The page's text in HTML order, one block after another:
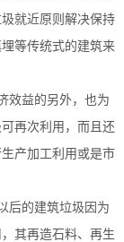
就近原则解决保持
等传统式的建筑来
效益的另外，也为
再次利用，而且还
产加工利用或是市
后的建筑垃圾因为
其再造石料、再生